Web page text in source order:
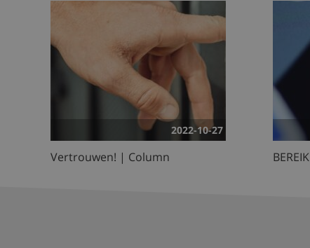
2022-10-27
Vertrouwen! | Column